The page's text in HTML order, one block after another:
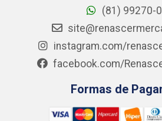
(81) 99270-
instagram.com/
facebook.com/
Formas de